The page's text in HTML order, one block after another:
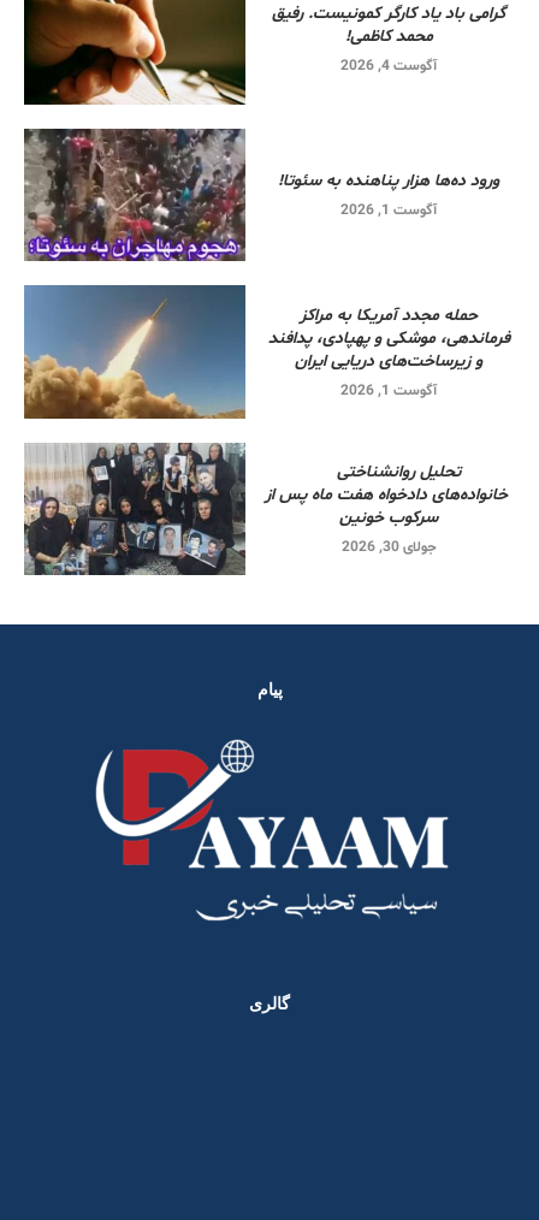
گرامی باد یاد کارگر کمونیست. رفیق
محمد کاظمی!
آگوست 4, 2026
ورود ده‌ها هزار پناهنده به سئوتا!
آگوست 1, 2026
حمله مجدد آمریکا به مراکز
فرماندهی، موشکی و پهپادی، پدافند
و زیرساخت‌های دریایی ایران
آگوست 1, 2026
تحلیل روانشناختی
خانواده‌های دادخواه هفت ماه پس از
سرکوب خونین
جولای 30, 2026
پیام
گالری